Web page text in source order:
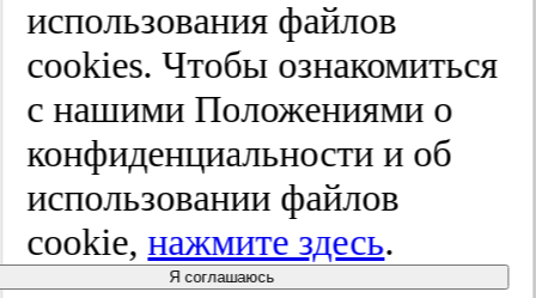
Пароль
Повторите пароль
использования файлов
cооkies. Чтобы ознакомиться
с нашими Положениями о
конфиденциальности и об
использовании файлов
cookie,нажмите здесь.
Я соглашаюсь